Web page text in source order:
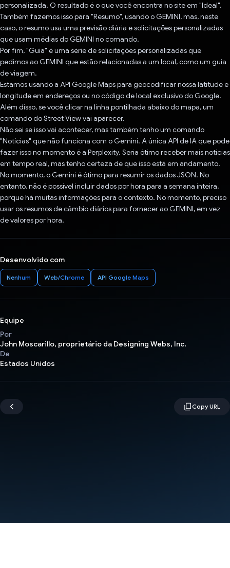
personalizada. O resultado é o que você encontra no site em "Ideal".
Também fazemos isso para "Resumo", usando o GEMINI, mas, neste
caso, o resumo usa uma previsão diária e solicitações personalizadas
que usam médias do GEMINI no comando.
Por fim, "Guia" é uma série de solicitações personalizadas que
pedimos ao GEMINI que estão relacionadas a um local, como um guia
de viagem.
Estamos usando a API Google Maps para geocodificar nossa latitude e
longitude em endereços ou no código de local exclusivo do Google.
Além disso, se você clicar na linha pontilhada abaixo do mapa, um
comando do Street View vai aparecer.
Não sei se isso vai acontecer, mas também tenho um comando
"Notícias" que não funciona com o Gemini. A única API de IA que pode
fazer isso no momento é a Perplexity. Seria ótimo receber mais notícias
em tempo real, mas tenho certeza de que isso está em andamento.
No momento, o Gemini é ótimo para resumir os dados JSON. No
entanto, não é possível incluir dados por hora para a semana inteira,
porque há muitas informações para o contexto. No momento, preciso
usar os resumos de câmbio diários para fornecer ao GEMINI, em vez
de valores por hora.
Desenvolvido com
Nenhum Web/Chrome API Google Maps
Equipe
Por
John Moscarillo, proprietário da Designing Webs, Inc.
De
Estados Unidos